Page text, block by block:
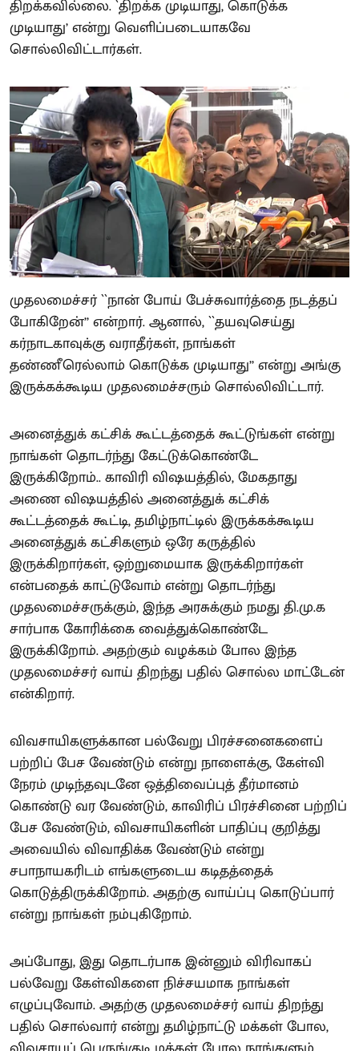
திறக்கவில்லை. `திறக்க முடியாது, கொடுக்க
முடியாது’ என்று வெளிப்படையாகவே
சொல்லிவிட்டார்கள்.
முதலமைச்சர் ``நான் போய் பேச்சுவார்த்தை நடத்தப்
போகிறேன்’’ என்றார். ஆனால், ``தயவுசெய்து
கர்நாடகாவுக்கு வராதீர்கள், நாங்கள்
தண்ணீரெல்லாம் கொடுக்க முடியாது’’ என்று அங்கு
இருக்கக்கூடிய முதலமைச்சரும் சொல்லிவிட்டார்.
அனைத்துக் கட்சிக் கூட்டத்தைக் கூட்டுங்கள் என்று
நாங்கள் தொடர்ந்து கேட்டுக்கொண்டே
இருக்கிறோம்.. காவிரி விஷயத்தில், மேகதாது
அணை விஷயத்தில் அனைத்துக் கட்சிக்
கூட்டத்தைக் கூட்டி, தமிழ்நாட்டில் இருக்கக்கூடிய
அனைத்துக் கட்சிகளும் ஒரே கருத்தில்
இருக்கிறார்கள், ஒற்றுமையாக இருக்கிறார்கள்
என்பதைக் காட்டுவோம் என்று தொடர்ந்து
முதலமைச்சருக்கும், இந்த அரசுக்கும் நமது தி.மு.க
சார்பாக கோரிக்கை வைத்துக்கொண்டே
இருக்கிறோம். அதற்கும் வழக்கம் போல இந்த
முதலமைச்சர் வாய் திறந்து பதில் சொல்ல மாட்டேன்
என்கிறார்.
விவசாயிகளுக்கான பல்வேறு பிரச்சனைகளைப்
பற்றிப் பேச வேண்டும் என்று நாளைக்கு, கேள்வி
நேரம் முடிந்தவுடனே ஒத்திவைப்புத் தீர்மானம்
கொண்டு வர வேண்டும், காவிரிப் பிரச்சினை பற்றிப்
பேச வேண்டும், விவசாயிகளின் பாதிப்பு குறித்து
அவையில் விவாதிக்க வேண்டும் என்று
சபாநாயகரிடம் எங்களுடைய கடிதத்தைக்
கொடுத்திருக்கிறோம். அதற்கு வாய்ப்பு கொடுப்பார்
என்று நாங்கள் நம்புகிறோம்.
அப்போது, இது தொடர்பாக இன்னும் விரிவாகப்
பல்வேறு கேள்விகளை நிச்சயமாக நாங்கள்
எழுப்புவோம். அதற்கு முதலமைச்சர் வாய் திறந்து
பதில் சொல்வார் என்று தமிழ்நாட்டு மக்கள் போல,